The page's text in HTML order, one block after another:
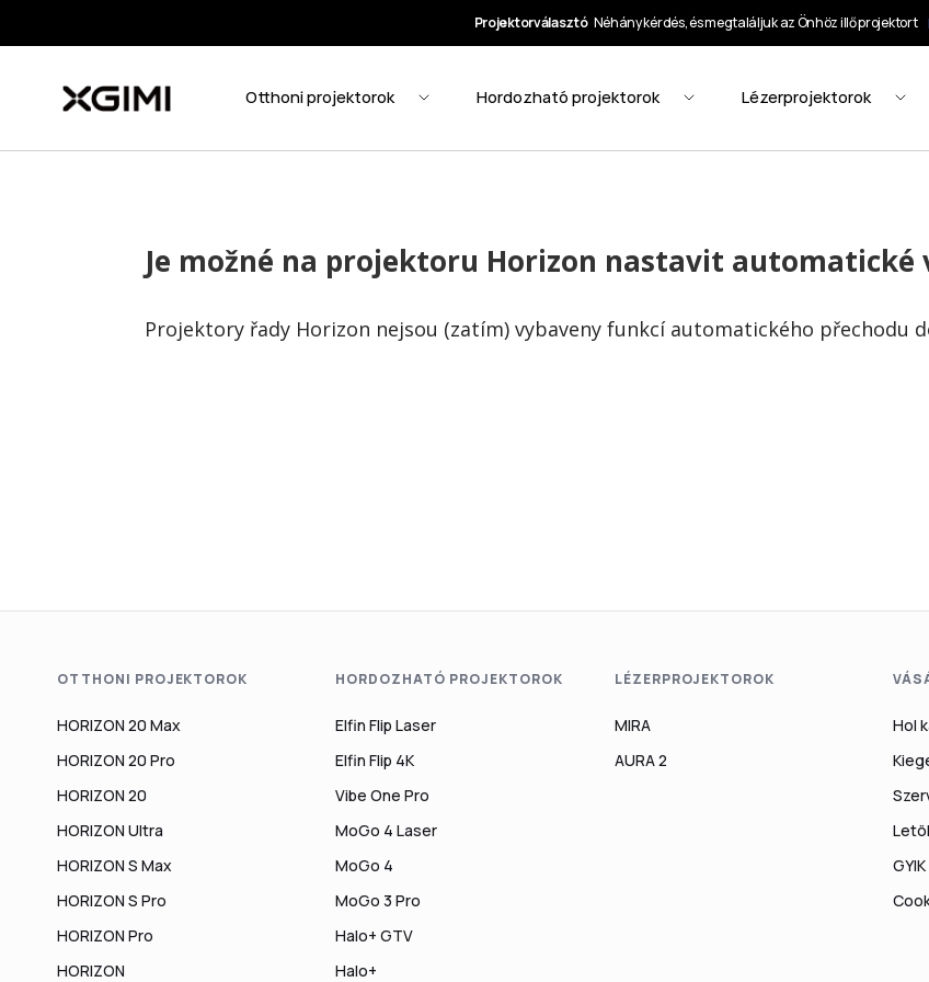
Je možné na projektoru Horizon nastavit automatické
Projektory řady Horizon nejsou (zatím) vybaveny funkcí automatického přechodu
OTTHONI PROJEKTOROK
HORIZON 20 Max
HORIZON 20 Pro
HORIZON 20
HORIZON Ultra
HORIZON S Max
HORIZON S Pro
HORIZON Pro
HORIZON
HORDOZHATÓ PROJEKTOROK
Elfin Flip Laser
Elfin Flip 4K
Vibe One Pro
MoGo 4 Laser
MoGo 4
MoGo 3 Pro
Halo+ GTV
Halo+
LÉZERPROJEKTOROK
MIRA
AURA 2
Hol
GYIK